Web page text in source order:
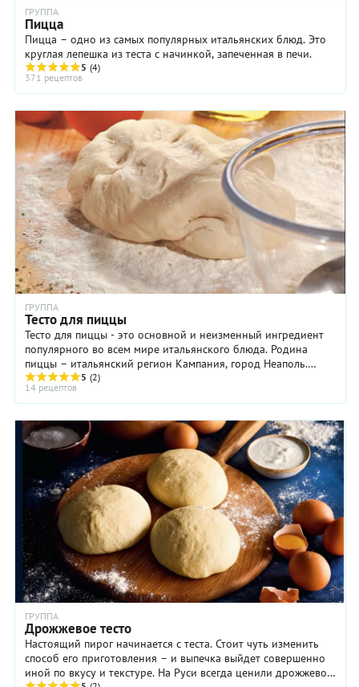
ГРУППА
Пицца
Пицца – одно из самых популярных итальянских блюд. Это
круглая лепешка из теста с начинкой, запеченная в печи.
5 (4)
371 рецептов
ГРУППА
Тесто для пиццы
Тесто для пиццы - это основной и неизменный ингредиент
популярного во всем мире итальянского блюда. Родина
пиццы – итальянский регион Кампания, город Неаполь.
Классическую местную пиццу готовят на ...
5 (2)
14 рецептов
ГРУППА
Дрожжевое тесто
Настоящий пирог начинается с теста. Стоит чуть изменить
способ его приготовления – и выпечка выйдет совершенно
иной по вкусу и текстуре. На Руси всегда ценили дрожжевое